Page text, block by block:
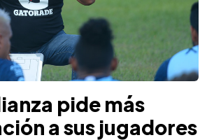
pide más
a sus jugadores